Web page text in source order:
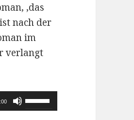
,das
nach der
im
verlangt
Pfeiltasten
Hoch/Runter